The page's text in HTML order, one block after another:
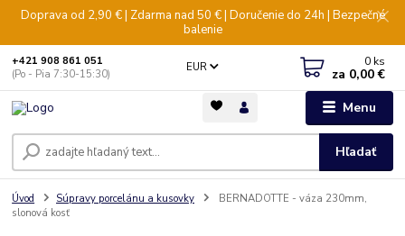
Doprava od 2,90 € | Zdarma nad 50 € | Doručenie do 24h | Bezpečné
balenie
Menu
EUR
Hľadať
+421 908 861 051
(Po - Pia 7:30-15:30)
0 ks
za 0,00 €
Úvod Súpravy porcelánu a kusovky
BERNADOTTE - váza 230mm,
slonová kosť